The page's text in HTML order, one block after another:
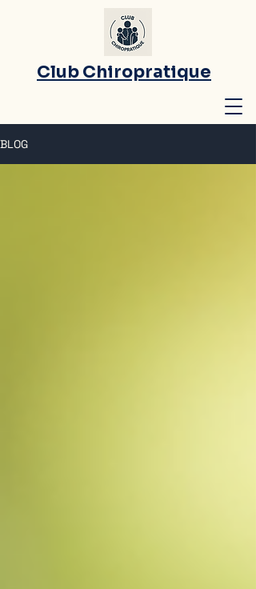
Club Chiropratique
BLOG